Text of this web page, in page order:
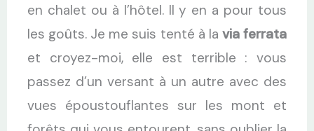
en chalet ou à l’hôtel. Il y en a pour tous
les goûts. Je me suis tenté à la via ferrata
et croyez-moi, elle est terrible : vous
passez d’un versant à un autre avec des
vues époustouflantes sur les mont et